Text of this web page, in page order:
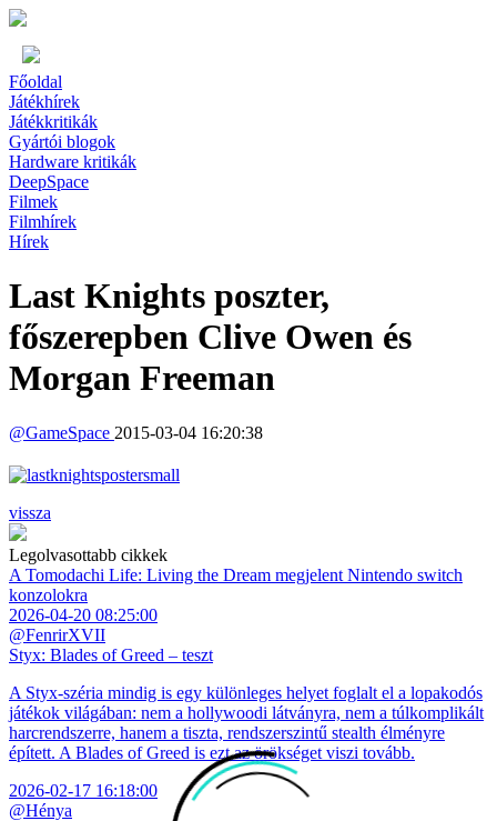
Főoldal
Játékhírek
Játékkritikák
Gyártói blogok
Hardware kritikák
DeepSpace
Filmek
Filmhírek
Hírek
Last Knights poszter,
főszerepben Clive Owen és
Morgan Freeman
@GameSpace 2015-03-04 16:20:38
vissza
Legolvasottabb cikkek
A Tomodachi Life: Living the Dream megjelent Nintendo switch
konzolokra
2026-04-20 08:25:00
@FenrirXVII
Styx: Blades of Greed – teszt
A Styx-széria mindig is egy különleges helyet foglalt el a lopakodós
játékok világában: nem a hollywoodi látványra, nem a túlkomplikált
harcrendszerre, hanem a tiszta, rendszerszintű stealth élményre
épített. A Blades of Greed is ezt az örökséget viszi tovább.
2026-02-17 16:18:00
@Hénya